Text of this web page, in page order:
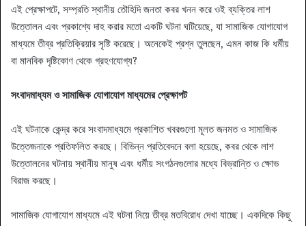
এই প্রেক্ষাপটে, সম্প্রতি স্থানীয় তৌহিদি জনতা কবর খনন করে ওই ব্যক্তির লাশ
উত্তোলন এবং প্রকাশ্যে দাহ করার মতো একটি ঘটনা ঘটিয়েছে, যা সামাজিক যোগাযোগ
মাধ্যমে তীব্র প্রতিক্রিয়ার সৃষ্টি করেছে। অনেকেই প্রশ্ন তুলছেন, এমন কাজ কি ধর্মীয়
বা মানবিক দৃষ্টিকোণ থেকে গ্রহণযোগ্য?
সংবাদমাধ্যম ও সামাজিক যোগাযোগ মাধ্যমের প্রেক্ষাপট
এই ঘটনাকে কেন্দ্র করে সংবাদমাধ্যমে প্রকাশিত খবরগুলো মূলত জনমত ও সামাজিক
উত্তেজনাকে প্রতিফলিত করছে। বিভিন্ন প্রতিবেদনে বলা হয়েছে, কবর থেকে লাশ
উত্তোলনের ঘটনায় স্থানীয় মানুষ এবং ধর্মীয় সংগঠনগুলোর মধ্যে বিভ্রান্তি ও ক্ষোভ
বিরাজ করছে।
সামাজিক যোগাযোগ মাধ্যমে এই ঘটনা নিয়ে তীব্র মতবিরোধ দেখা যাচ্ছে। একদিকে কিছু